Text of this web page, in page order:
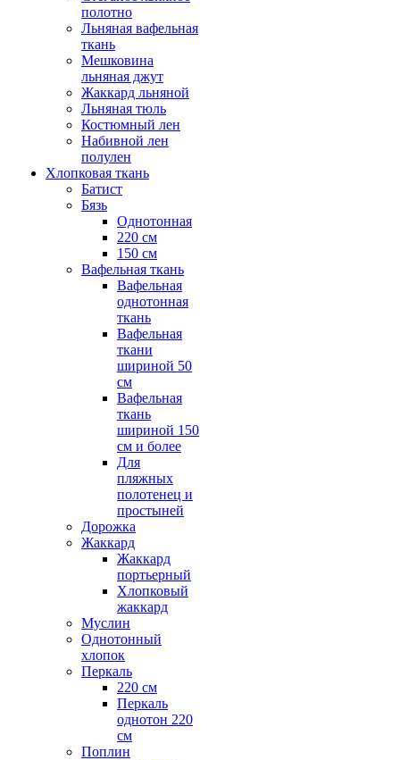
полотно
Льняная вафельная
ткань
Мешковина
льняная джут
Жаккард льняной
Льняная тюль
Костюмный лен
Набивной лен
полулен
Хлопковая ткань
Батист
Бязь
Однотонная
220 см
150 см
Вафельная ткань
Вафельная
однотонная
ткань
Вафельная
ткани
шириной 50
см
Вафельная
ткань
шириной 150
см и более
Для
пляжных
полотенец и
простыней
Дорожка
Жаккард
Жаккард
портьерный
Хлопковый
жаккард
Муслин
Однотонный
хлопок
Перкаль
220 см
Перкаль
однотон 220
см
Поплин